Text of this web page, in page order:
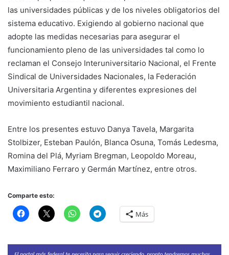
las universidades públicas y de los niveles obligatorios del
sistema educativo. Exigiendo al gobierno nacional que
adopte las medidas necesarias para asegurar el
funcionamiento pleno de las universidades tal como lo
reclaman el Consejo Interuniversitario Nacional, el Frente
Sindical de Universidades Nacionales, la Federación
Universitaria Argentina y diferentes expresiones del
movimiento estudiantil nacional.
Entre los presentes estuvo Danya Tavela, Margarita
Stolbizer, Esteban Paulón, Blanca Osuna, Tomás Ledesma,
Romina del Plá, Myriam Bregman, Leopoldo Moreau,
Maximiliano Ferraro y Germán Martínez, entre otros.
Comparte esto:
Más